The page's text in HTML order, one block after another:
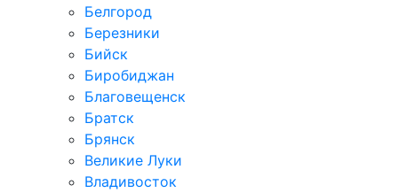
Белгород
Березники
Бийск
Биробиджан
Благовещенск
Братск
Брянск
Великие Луки
Владивосток